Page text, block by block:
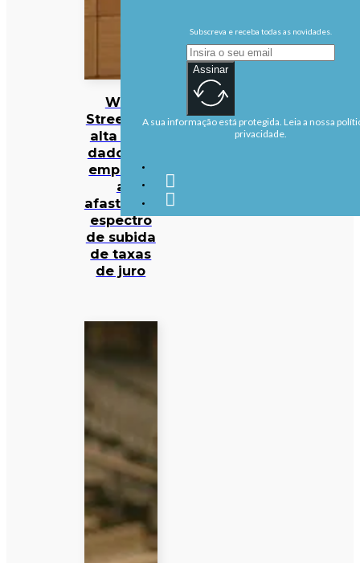
Wall
Street em
alta com
dados de
emprego
a
afastarem
espectro
de subida
de taxas
de juro
Subscreva e receba todas as novidades.
Assinar
A sua informação está protegida. Leia a nossa
privacidade.